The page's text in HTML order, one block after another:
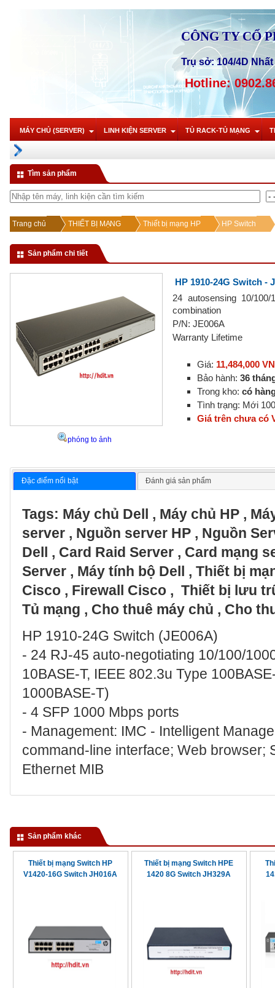
CÔNG TY CỔ
Trụ sở: 104/4D
Hotline:
MÁY CHỦ (SERVER) LINH KIỆN SERVER TỦ RACK-TỦ MẠNG
Tìm sản phẩm
Trang chủ THIẾT BỊ MẠNG Thiết bị mạng HP HP Switch
Sản phẩm chi tiết
phóng to ảnh
HP 1910-24G Switch -
24 autosensing 10/
combination
P/N: JE006A
Warranty Lifetime
Giá: 11,484,000
Bảo hành:36
Trong kho:có
Tình trạng: Mới
Giá trên chưa có
Đặc điểm nổi bật Đánh giá sản phẩm
Tags: Máy chủ Dell , Máy chủ HP,
server, Nguồn server HP, Nguồn
Dell , Card Raid Server, Card mạng
Server, Máy tính bộ Dell , Thiết bị
Cisco, Firewall Cisco, Thiết bị lưu
Tủ mạng , Cho thuê máy chủ , Cho
HP 1910-24G Switch (JE006A)
- 24 RJ-45 auto-negotiating 10/100/
10BASE-T, IEEE 802.3u Type
1000BASE-T)
- 4 SFP 1000 Mbps ports
- Management: IMC - Intelligent
command-line interface; Web browser;
Ethernet MIB
Sản phẩm khác
Thiết bị mạng Switch HP
V1420-16G Switch JH016A
Thiết bị mạng Switch HPE
1420 8G Switch JH329A